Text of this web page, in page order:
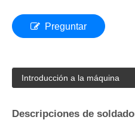
Preguntar
Introducción a la máquina
Descripciones de